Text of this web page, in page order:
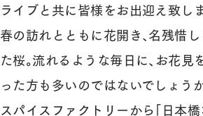
ライブと共に皆様をお出迎え致しま
春の訪れとともに花開き、名残惜
た桜。流れるような毎日に、お花
った方も多いのではないでしょうか
スパイスファクトリーから「日本